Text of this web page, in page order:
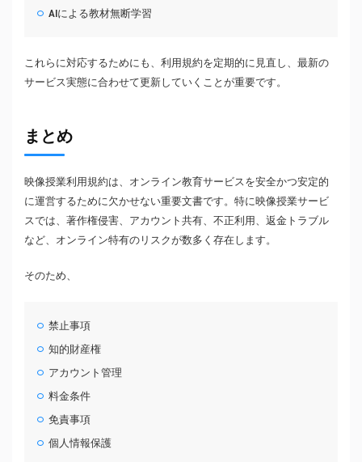
AIによる教材無断学習
これらに対応するためにも、利用規約を定期的に見直し、最新の
サービス実態に合わせて更新していくことが重要です。
まとめ
映像授業利用規約は、オンライン教育サービスを安全かつ安定的
に運営するために欠かせない重要文書です。特に映像授業サービ
スでは、著作権侵害、アカウント共有、不正利用、返金トラブル
など、オンライン特有のリスクが数多く存在します。
そのため、
禁止事項
知的財産権
アカウント管理
料金条件
免責事項
個人情報保護